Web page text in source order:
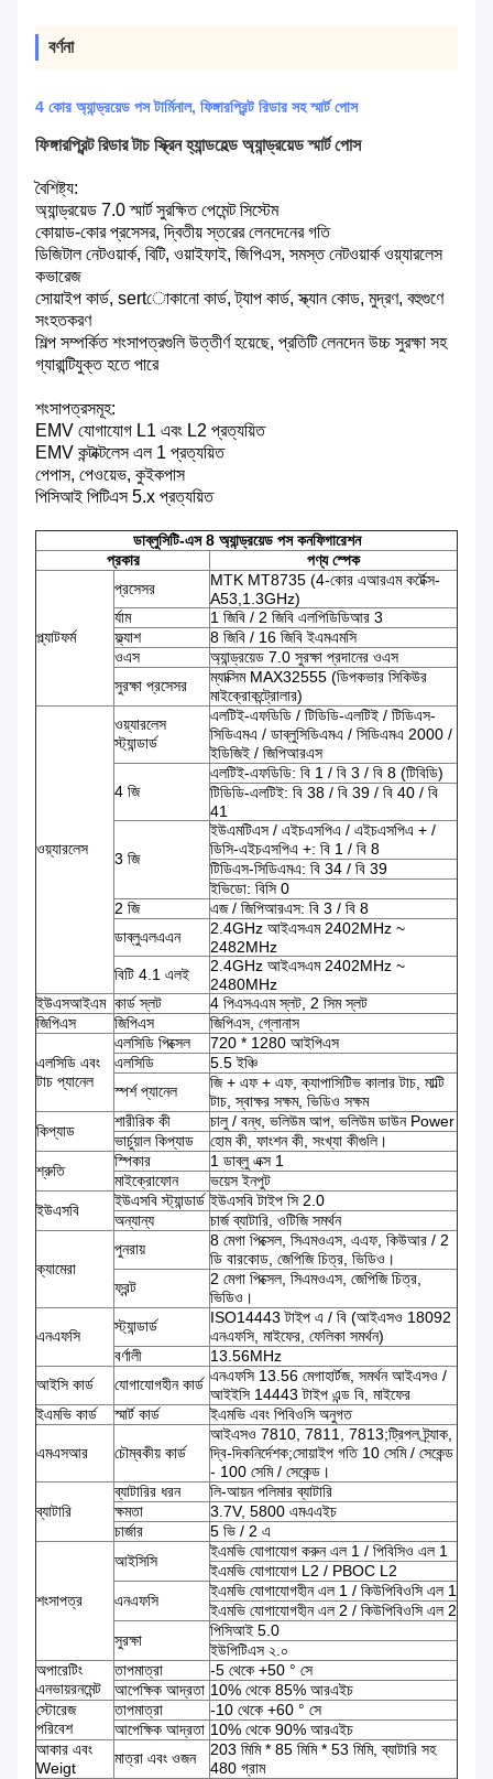
বর্ণনা
4 কোর অ্যান্ড্রয়েড পস টার্মিনাল, ফিঙ্গারপ্রিন্ট রিডার সহ স্মার্ট পোস
ফিঙ্গারপ্রিন্ট রিডার টাচ স্ক্রিন হ্যান্ডহেল্ড অ্যান্ড্রয়েড স্মার্ট পোস
বৈশিষ্ট্য:
অ্যান্ড্রয়েড 7.0 স্মার্ট সুরক্ষিত পেমেন্ট সিস্টেম
কোয়াড-কোর প্রসেসর, দ্বিতীয় স্তরের লেনদেনের গতি
ডিজিটাল নেটওয়ার্ক, বিটি, ওয়াইফাই, জিপিএস, সমস্ত নেটওয়ার্ক ওয়্যারলেস
কভারেজ
সোয়াইপ কার্ড, sertোকানো কার্ড, ট্যাপ কার্ড, স্ক্যান কোড, মুদ্রণ, বহুগুণে
সংহতকরণ
শিল্প সম্পর্কিত শংসাপত্রগুলি উত্তীর্ণ হয়েছে, প্রতিটি লেনদেন উচ্চ সুরক্ষা সহ
গ্যারান্টিযুক্ত হতে পারে
শংসাপত্রসমূহ:
EMV যোগাযোগ L1 এবং L2 প্রত্যয়িত
EMV কন্টাক্টলেস এল 1 প্রত্যয়িত
পেপাস, পেওয়েভ, কুইকপাস
পিসিআই পিটিএস 5.x প্রত্যয়িত
ডাব্লুসিটি-এস 8 অ্যান্ড্রয়েড পস কনফিগারেশন
প্রকার
পণ্য স্পেক
প্ল্যাটফর্ম
প্রসেসর
MTK MT8735 (4-কোর এআরএম কর্টেক্স-
A53,1.3GHz)
র্যাম
1 জিবি / 2 জিবি এলপিডিডিআর 3
ফ্ল্যাশ
8 জিবি / 16 জিবি ইএমএমসি
ওএস
অ্যান্ড্রয়েড 7.0 সুরক্ষা প্রদানের ওএস
সুরক্ষা প্রসেসর
ম্যাক্সিম MAX32555 (ডিপকভার সিকিউর
মাইক্রোকন্ট্রোলার)
ওয়্যারলেস
ওয়্যারলেস
স্ট্যান্ডার্ড
এলটিই-এফডিডি / টিডিডি-এলটিই / টিডিএস-
সিডিএমএ / ডাব্লুসিডিএমএ / সিডিএমএ 2000 /
ইডিজিই / জিপিআরএস
4 জি
এলটিই-এফডিডি: বি 1 / বি 3 / বি 8 (টিবিডি)
টিডিডি-এলটিই: বি 38 / বি 39 / বি 40 / বি
41
3 জি
ইউএমটিএস / এইচএসপিএ / এইচএসপিএ + /
ডিসি-এইচএসপিএ +: বি 1 / বি 8
টিডিএস-সিডিএমএ: বি 34 / বি 39
ইভিডো: বিসি 0
2 জি
এজ / জিপিআরএস: বি 3 / বি 8
ডাব্লুএলএএন
2.4GHz আইএসএম 2402MHz ~
2482MHz
বিটি 4.1 এলই
2.4GHz আইএসএম 2402MHz ~
2480MHz
ইউএসআইএম কার্ড স্লট
4 পিএসএএম স্লট, 2 সিম স্লট
জিপিএস
জিপিএস জিপিএস, গ্লোনাস
এলসিডি এবং
টাচ প্যানেল
এলসিডি পিক্সেল
720 * 1280 আইপিএস
এলসিডি
5.5 ইঞ্চি
স্পর্শ প্যানেল
জি + এফ + এফ, ক্যাপাসিটিভ কালার টাচ, মাল্টি
টাচ, স্বাক্ষর সক্ষম, ভিডিও সক্ষম
কিপ্যাড
শারীরিক কী
চালু / বন্ধ, ভলিউম আপ, ভলিউম ডাউন Power
ভার্চুয়াল কিপ্যাড
হোম কী, ফাংশন কী, সংখ্যা কীগুলি।
শ্রুতি
স্পিকার
1 ডাব্লু এক্স 1
মাইক্রোফোন
ভয়েস ইনপুট
ইউএসবি
ইউএসবি স্ট্যান্ডার্ড ইউএসবি টাইপ সি 2.0
অন্যান্য
চার্জ ব্যাটারি, ওটিজি সমর্থন
ক্যামেরা
পুনরায়
8 মেগা পিক্সেল, সিএমওএস, এএফ, কিউআর / 2
ডি বারকোড, জেপিজি চিত্র, ভিডিও।
ফ্রন্ট
2 মেগা পিক্সেল, সিএমওএস, জেপিজি চিত্র,
ভিডিও।
এনএফসি
স্ট্যান্ডার্ড
ISO14443 টাইপ এ / বি (আইএসও 18092
এনএফসি, মাইফের, ফেলিকা সমর্থন)
বর্ণালী
13.56MHz
আইসি কার্ড
যোগাযোগহীন কার্ড এনএফসি 13.56 মেগাহার্টজ, সমর্থন আইএসও /
আইইসি 14443 টাইপ এন্ড বি, মাইফের
ইএমভি কার্ড
স্মার্ট কার্ড ইএমভি এবং পিবিওসি অনুগত
এমএসআর চৌম্বকীয় কার্ড
আইএসও 7810, 7811, 7813;ট্রিপল ট্র্যাক,
দ্বি-দিকনির্দেশক;সোয়াইপ গতি 10 সেমি / সেকেন্ড
- 100 সেমি / সেকেন্ড।
ব্যাটারি
ব্যাটারির ধরন
লি-আয়ন পলিমার ব্যাটারি
ক্ষমতা
3.7V, 5800 এমএএইচ
চার্জার
5 ভি / 2 এ
শংসাপত্র
আইসিসি
ইএমভি যোগাযোগ করুন এল 1 / পিবিসিও এল 1
ইএমভি যোগাযোগ L2 / PBOC L2
এনএফসি
ইএমভি যোগাযোগহীন এল 1 / কিউপিবিওসি এল 1
ইএমভি যোগাযোগহীন এল 2 / কিউপিবিওসি এল 2
সুরক্ষা
পিসিআই 5.0
ইউপিটিএস ২.০
অপারেটিং
এনভায়রনমেন্ট
তাপমাত্রা
-5 থেকে +50 ° সে
আপেক্ষিক আদ্রতা 10% থেকে 85% আরএইচ
স্টোরেজ
পরিবেশ
তাপমাত্রা
-10 থেকে +60 ° সে
আপেক্ষিক আদ্রতা 10% থেকে 90% আরএইচ
আকার এবং
Weigt
মাত্রা এবং ওজন
203 মিমি * 85 মিমি * 53 মিমি, ব্যাটারি সহ
480 গ্রাম